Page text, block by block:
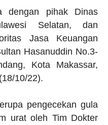
dengan pihak Dinas
Selatan, dan
Jasa Keuangan
Hasanuddin No.3-
Kota Makassar,
10/22).
pengecekan gula
urat oleh Tim Dokter